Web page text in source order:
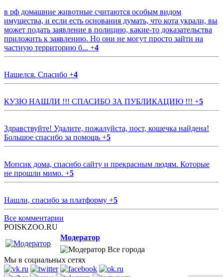
в рф домашние животные считаются особым видом
имущества, и если есть основания думать, что кота украли, вы
может подать заявление в полицию, какие-то доказательства
приложить к заявлению. Но они не могут просто зайти на
частную территорию б... +4
Нашелся. Спасибо +4
КУЗЮ НАШЛИ !!! СПАСИБО ЗА ПУБЛИКАЦИЮ !!! +5
Здравствуйте! Удалите, пожалуйста, пост, кошечка найдена!
Большое спасибо за помощь +5
Мопсик дома, спасибо сайту и прекрасным людям. Которые
не прошли мимо. +5
Нашли, спасибо за платформу +5
Все комментарии
POISKZOO.RU
Модератор
Все города
Мы в социальных сетях